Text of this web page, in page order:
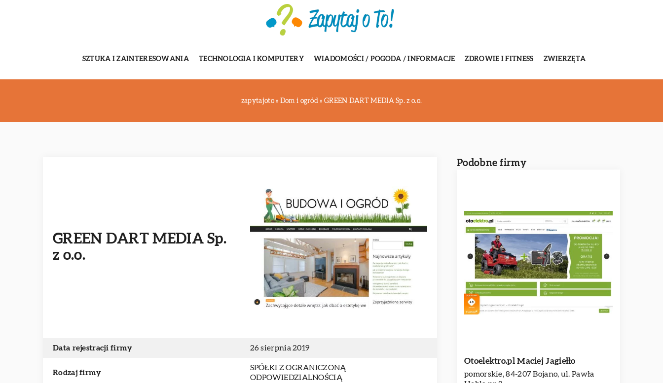
SZTUKA I ZAINTERESOWANIA TECHNOLOGIA I KOMPUTERY WIADOMOŚCI / POGODA / INFORMACJE ZDROWIE I FITNESS ZWIERZĘTA
zapytajoto» Dom i ogród » GREEN DART MEDIA Sp. z o.o.
GREEN DART MEDIA Sp.
z o.o.
Data rejestracji firmy 26 sierpnia 2019
Rodzaj firmy
SPÓŁKI Z OGRANICZONĄ
ODPOWIEDZIALNOŚCIĄ
Podobne firmy
Otoelektro.pl Maciej Jagiełło
pomorskie, 84-207 Bojano, ul. Pawła